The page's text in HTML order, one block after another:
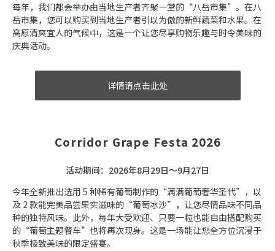
每年，我们都会举办由当地生产者齐聚一堂的“八岳市集”。在八
岳市集，您可以购买到当地生产者引以为傲的新鲜蔬菜和水果。在
高原清爽宜人的气候中，这是一个让您尽享购物乐趣与时令美味的
庆典活动。
详情请点击此处
Corridor Grape Festa 2026
活动期间：2026年8月29日～9月27日
今年全新推出选用 5 种稀有葡萄制作的“满满葡萄奢华圣代”，以
及 2 款能完美品尝果实滋味的“葡萄冰沙”，让您尽情品味不同品
种的独特风味。此外，每年大受欢迎、只要一粒也能自由搭配购买
的“葡萄主题餐车”也将再次现身。这是一场能让您全方位沉浸于
秋季极致美味的限定盛宴。